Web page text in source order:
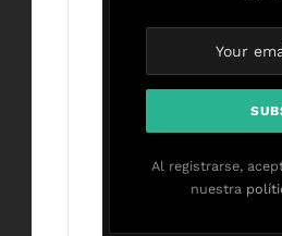
Al registrarse,
nuestra